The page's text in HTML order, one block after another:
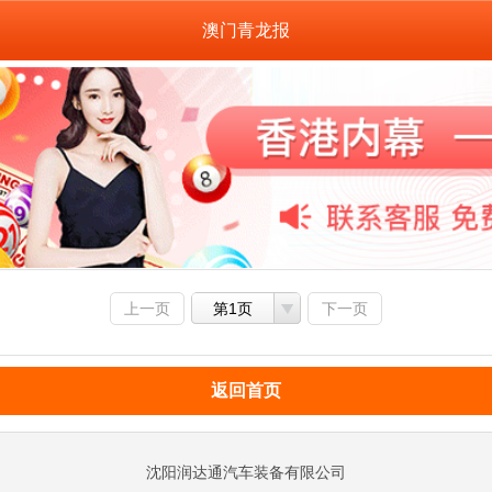
澳门青龙报
上一页 第1页 下一页
返回首页
沈阳润达通汽车装备有限公司